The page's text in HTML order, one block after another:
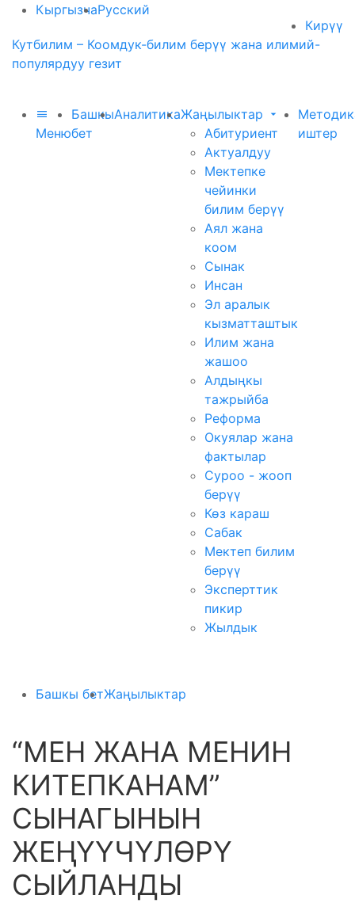
КыргызчаРусский
Кирүү
Кутбилим – Коомдук-билим берүү жана илимий-
популярдуу гезит
Меню
Башкы
бет
АналитикаЖаңылыктар
Абитуриент
Актуалдуу
Мектепке
чейинки
билим берүү
Аял жана
коом
Сынак
Инсан
Эл аралык
кызматташтык
Илим жана
жашоо
Алдыңкы
тажрыйба
Реформа
Окуялар жана
фактылар
Суроо - жооп
берүү
Көз караш
Сабак
Мектеп билим
берүү
Эксперттик
пикир
Жылдык
иштер
Башкы бетЖаңылыктар
“МЕН ЖАНА МЕНИН
КИТЕПКАНАМ”
СЫНАГЫНЫН
ЖЕҢҮҮЧҮЛӨРҮ
СЫЙЛАНДЫ